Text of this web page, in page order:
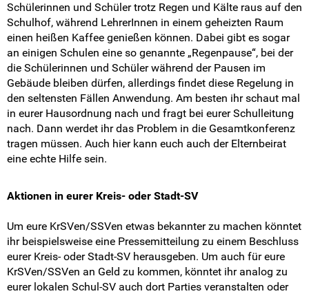
SV-Tipp 16
SV-Tipp 17
SV-VL-Fortbildungen
Der Klassenrat
Modellschule für Partizipation und Demokratie werden
Schule ohne Rassismus
SCHLAUe Aufklärungsarbeit
Schülerinnen und Schüler trotz Regen und Kälte raus auf den
Schulhof, während LehrerInnen in einem geheizten Raum
einen heißen Kaffee genießen können. Dabei gibt es sogar
an einigen Schulen eine so genannte „Regenpause“, bei der
die Schülerinnen und Schüler während der Pausen im
Gebäude bleiben dürfen, allerdings findet diese Regelung in
den seltensten Fällen Anwendung. Am besten ihr schaut mal
in eurer Hausordnung nach und fragt bei eurer Schulleitung
nach. Dann werdet ihr das Problem in die Gesamtkonferenz
tragen müssen. Auch hier kann euch auch der Elternbeirat
eine echte Hilfe sein.
Aktionen in eurer Kreis- oder Stadt-SV
Um eure KrSVen/SSVen etwas bekannter zu machen könntet
ihr beispielsweise eine Pressemitteilung zu einem Beschluss
eurer Kreis- oder Stadt-SV herausgeben. Um auch für eure
KrSVen/SSVen an Geld zu kommen, könntet ihr analog zu
eurer lokalen Schul-SV auch dort Parties veranstalten oder